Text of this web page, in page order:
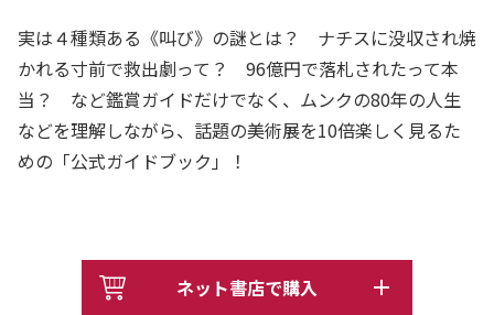
実は４種類ある《叫び》の謎とは？ ナチスに没収され焼
かれる寸前で救出劇って？ 96億円で落札されたって本
当？ など鑑賞ガイドだけでなく、ムンクの80年の人生
などを理解しながら、話題の美術展を10倍楽しく見るた
めの「公式ガイドブック」！
ネット書店で購入